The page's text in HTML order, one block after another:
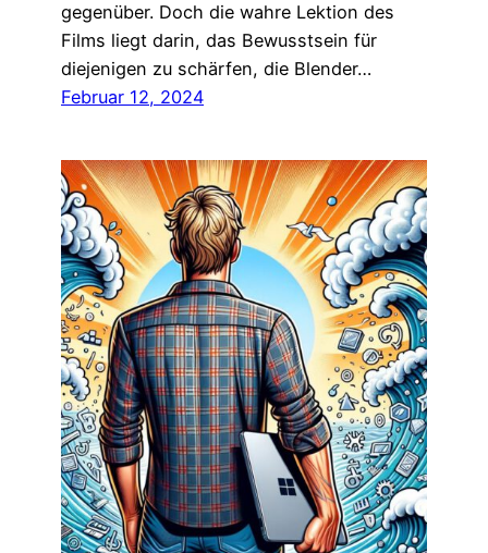
gegenüber. Doch die wahre Lektion des
Films liegt darin, das Bewusstsein für
diejenigen zu schärfen, die Blender…
Februar 12, 2024